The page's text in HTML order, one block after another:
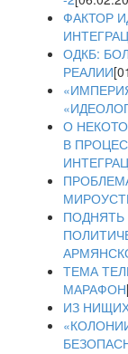
ФАКТОР
ОДКБ:
РЕАЛИИ
О
В
ПОДНЯТЬ
ТЕМА
МАРАФОН
ИЗ